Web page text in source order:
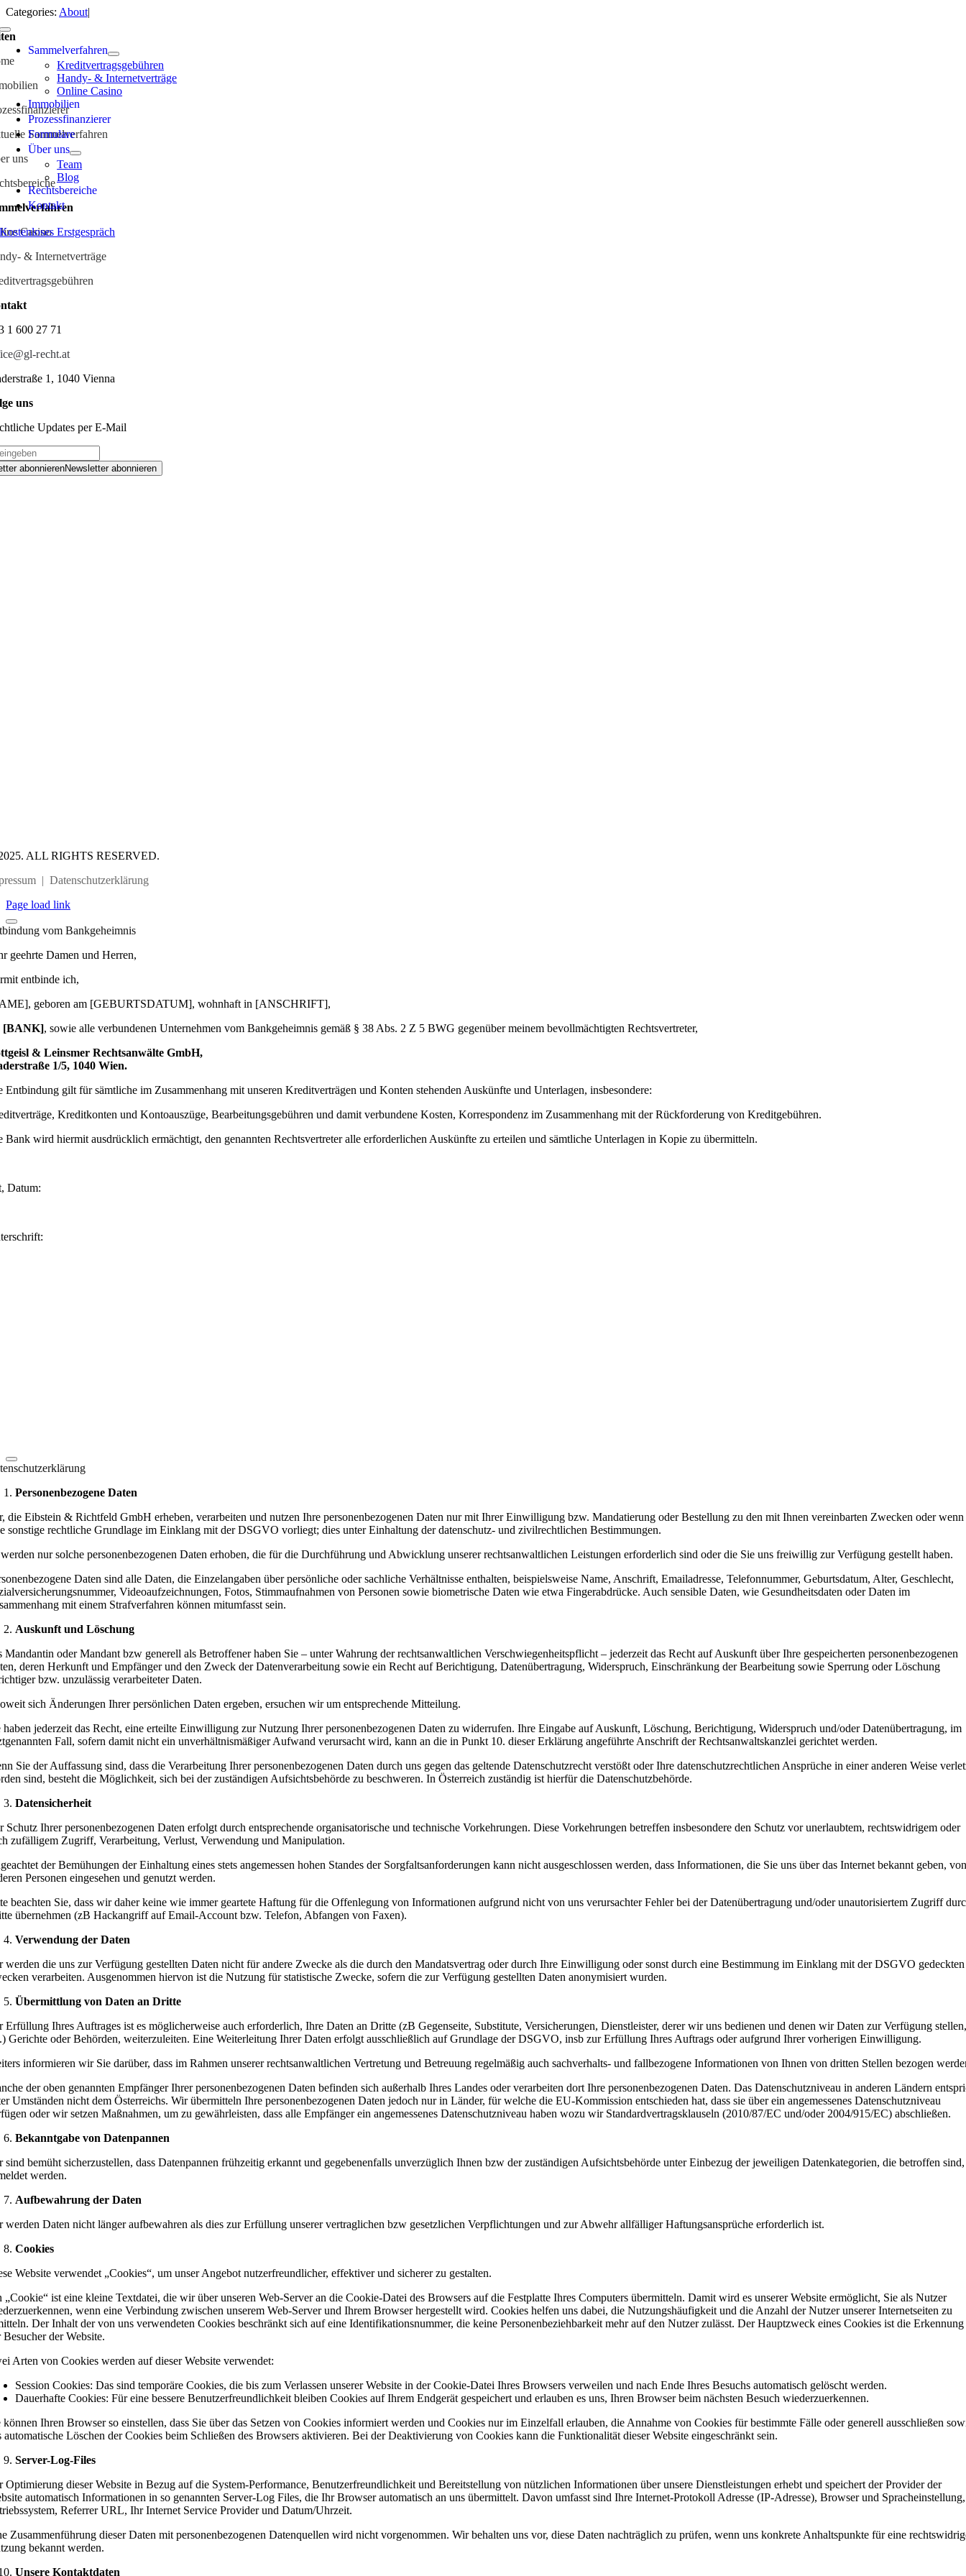
Skip
content
Toggle
NavigationSammelverfahren
Kreditvertragsgebühren
Handy- & Internetverträge
Online Casino
Immobilien
Prozessfinanzierer
Formulare
Über uns
Team
Blog
Rechts­bereiche
Kontakt
Kostenloses Erstgespräch
Categories: About|
Sammelverfahren
uns
Casino
& Internetverträge
1 600 27 71
recht.at
1, 1040 Vienna
uns
Updates per E-Mail
abonnierenNewsletter abonnieren
ALL RIGHTS RESERVED.
|Datenschutzerklärung
Page load link
vom Bankgeheimnis
geehrte Damen und Herren,
entbinde ich,
geboren am [GEBURTSDATUM], wohnhaft in [ANSCHRIFT],
[BANK], sowie alle verbundenen Unternehmen vom Bankgeheimnis gemäß § 38 Abs. 2 Z 5 BWG gegenüber meinem bevollmächtigten Rechtsvertreter,
& Leinsmer Rechtsanwälte GmbH,
1/5, 1040 Wien.
Entbindung gilt für sämtliche im Zusammenhang mit unseren Kreditverträgen und Konten stehenden Auskünfte und Unterlagen, insbesondere:
Kreditkonten und Kontoauszüge, Bearbeitungsgebühren und damit verbundene Kosten, Korrespondenz im Zusammenhang mit der Rückforderung von Kreditgebühren.
Bank wird hiermit ausdrücklich ermächtigt, den genannten Rechtsvertreter alle erforderlichen Auskünfte zu erteilen und sämtliche Unterlagen in Kopie zu übermitteln.
Datum:
Personenbezogene Daten
die Eibstein & Richtfeld GmbH erheben, verarbeiten und nutzen Ihre personenbezogenen Daten nur mit Ihrer Einwilligung bzw. Mandatierung oder Bestellung zu den mit Ihnen vereinbarten Zwecken oder wenn
sonstige rechtliche Grundlage im Einklang mit der DSGVO vorliegt; dies unter Einhaltung der datenschutz- und zivilrechtlichen Bestimmungen.
nur solche personenbezogenen Daten erhoben, die für die Durchführung und Abwicklung unserer rechtsanwaltlichen Leistungen erforderlich sind oder die Sie uns freiwillig zur Verfügung gestellt haben.
Daten sind alle Daten, die Einzelangaben über persönliche oder sachliche Verhältnisse enthalten, beispielsweise Name, Anschrift, Emailadresse, Telefonnummer, Geburtsdatum, Alter, Geschlecht,
Videoaufzeichnungen, Fotos, Stimmaufnahmen von Personen sowie biometrische Daten wie etwa Fingerabdrücke. Auch sensible Daten, wie Gesundheitsdaten oder Daten im
mit einem Strafverfahren können mitumfasst sein.
Auskunft und Löschung
Mandantin oder Mandant bzw generell als Betroffener haben Sie – unter Wahrung der rechtsanwaltlichen Verschwiegenheitspflicht – jederzeit das Recht auf Auskunft über Ihre gespeicherten personenbezogenen
deren Herkunft und Empfänger und den Zweck der Datenverarbeitung sowie ein Recht auf Berichtigung, Datenübertragung, Widerspruch, Einschränkung der Bearbeitung sowie Sperrung oder Löschung
bzw. unzulässig verarbeiteter Daten.
sich Änderungen Ihrer persönlichen Daten ergeben, ersuchen wir um entsprechende Mitteilung.
haben jederzeit das Recht, eine erteilte Einwilligung zur Nutzung Ihrer personenbezogenen Daten zu widerrufen. Ihre Eingabe auf Auskunft, Löschung, Berichtigung, Widerspruch und/oder Datenübertragung, im
Fall, sofern damit nicht ein unverhältnismäßiger Aufwand verursacht wird, kann an die in Punkt 10. dieser Erklärung angeführte Anschrift der Rechtsanwaltskanzlei gerichtet werden.
Sie der Auffassung sind, dass die Verarbeitung Ihrer personenbezogenen Daten durch uns gegen das geltende Datenschutzrecht verstößt oder Ihre datenschutzrechtlichen Ansprüche in einer anderen Weise
sind, besteht die Möglichkeit, sich bei der zuständigen Aufsichtsbehörde zu beschweren. In Österreich zuständig ist hierfür die Datenschutzbehörde.
Datensicherheit
Schutz Ihrer personenbezogenen Daten erfolgt durch entsprechende organisatorische und technische Vorkehrungen. Diese Vorkehrungen betreffen insbesondere den Schutz vor unerlaubtem, rechtswidrigem oder
zufälligem Zugriff, Verarbeitung, Verlust, Verwendung und Manipulation.
der Bemühungen der Einhaltung eines stets angemessen hohen Standes der Sorgfaltsanforderungen kann nicht ausgeschlossen werden, dass Informationen, die Sie uns über das Internet bekannt geben,
Personen eingesehen und genutzt werden.
beachten Sie, dass wir daher keine wie immer geartete Haftung für die Offenlegung von Informationen aufgrund nicht von uns verursachter Fehler bei der Datenübertragung und/oder unautorisiertem Zugriff
übernehmen (zB Hackangriff auf Email-Account bzw. Telefon, Abfangen von Faxen).
Verwendung der Daten
werden die uns zur Verfügung gestellten Daten nicht für andere Zwecke als die durch den Mandatsvertrag oder durch Ihre Einwilligung oder sonst durch eine Bestimmung im Einklang mit der DSGVO gedeckten
verarbeiten. Ausgenommen hiervon ist die Nutzung für statistische Zwecke, sofern die zur Verfügung gestellten Daten anonymisiert wurden.
Übermittlung von Daten an Dritte
Erfüllung Ihres Auftrages ist es möglicherweise auch erforderlich, Ihre Daten an Dritte (zB Gegenseite, Substitute, Versicherungen, Dienstleister, derer wir uns bedienen und denen wir Daten zur Verfügung
Gerichte oder Behörden, weiterzuleiten. Eine Weiterleitung Ihrer Daten erfolgt ausschließlich auf Grundlage der DSGVO, insb zur Erfüllung Ihres Auftrags oder aufgrund Ihrer vorherigen Einwilligung.
informieren wir Sie darüber, dass im Rahmen unserer rechtsanwaltlichen Vertretung und Betreuung regelmäßig auch sachverhalts- und fallbezogene Informationen von Ihnen von dritten Stellen bezogen
der oben genannten Empfänger Ihrer personenbezogenen Daten befinden sich außerhalb Ihres Landes oder verarbeiten dort Ihre personenbezogenen Daten. Das Datenschutzniveau in anderen Ländern
Umständen nicht dem Österreichs. Wir übermitteln Ihre personenbezogenen Daten jedoch nur in Länder, für welche die EU-Kommission entschieden hat, dass sie über ein angemessenes Datenschutzniveau
oder wir setzen Maßnahmen, um zu gewährleisten, dass alle Empfänger ein angemessenes Datenschutzniveau haben wozu wir Standardvertragsklauseln (2010/87/EC und/oder 2004/915/EC) abschließen.
Bekanntgabe von Datenpannen
sind bemüht sicherzustellen, dass Datenpannen frühzeitig erkannt und gegebenenfalls unverzüglich Ihnen bzw der zuständigen Aufsichtsbehörde unter Einbezug der jeweiligen Datenkategorien, die betroffen sind,
werden.
Aufbewahrung der Daten
werden Daten nicht länger aufbewahren als dies zur Erfüllung unserer vertraglichen bzw gesetzlichen Verpflichtungen und zur Abwehr allfälliger Haftungsansprüche erforderlich ist.
Cookies
Website verwendet „Cookies“, um unser Angebot nutzerfreundlicher, effektiver und sicherer zu gestalten.
„Cookie“ ist eine kleine Textdatei, die wir über unseren Web-Server an die Cookie-Datei des Browsers auf die Festplatte Ihres Computers übermitteln. Damit wird es unserer Website ermöglicht, Sie als Nutzer
wenn eine Verbindung zwischen unserem Web-Server und Ihrem Browser hergestellt wird. Cookies helfen uns dabei, die Nutzungshäufigkeit und die Anzahl der Nutzer unserer Internetseiten zu
Der Inhalt der von uns verwendeten Cookies beschränkt sich auf eine Identifikationsnummer, die keine Personenbeziehbarkeit mehr auf den Nutzer zulässt. Der Hauptzweck eines Cookies ist die Erkennung
Besucher der Website.
Arten von Cookies werden auf dieser Website verwendet:
Session Cookies: Das sind temporäre Cookies, die bis zum Verlassen unserer Website in der Cookie-Datei Ihres Browsers verweilen und nach Ende Ihres Besuchs automatisch gelöscht werden.
Dauerhafte Cookies: Für eine bessere Benutzerfreundlichkeit bleiben Cookies auf Ihrem Endgerät gespeichert und erlauben es uns, Ihren Browser beim nächsten Besuch wiederzuerkennen.
können Ihren Browser so einstellen, dass Sie über das Setzen von Cookies informiert werden und Cookies nur im Einzelfall erlauben, die Annahme von Cookies für bestimmte Fälle oder generell ausschließen
automatische Löschen der Cookies beim Schließen des Browsers aktivieren. Bei der Deaktivierung von Cookies kann die Funktionalität dieser Website eingeschränkt sein.
Server-Log-Files
Optimierung dieser Website in Bezug auf die System-Performance, Benutzerfreundlichkeit und Bereitstellung von nützlichen Informationen über unsere Dienstleistungen erhebt und speichert der Provider der
automatisch Informationen in so genannten Server-Log Files, die Ihr Browser automatisch an uns übermittelt. Davon umfasst sind Ihre Internet-Protokoll Adresse (IP-Adresse), Browser und Spracheinstellung,
Referrer URL, Ihr Internet Service Provider und Datum/Uhrzeit.
Zusammenführung dieser Daten mit personenbezogenen Datenquellen wird nicht vorgenommen. Wir behalten uns vor, diese Daten nachträglich zu prüfen, wenn uns konkrete Anhaltspunkte für eine
bekannt werden.
Unsere Kontaktdaten